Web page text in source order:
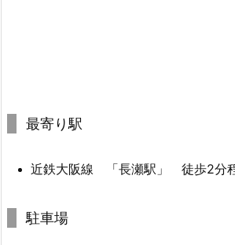
最寄り駅
近鉄大阪線 「長瀬駅」 徒歩2分
駐車場